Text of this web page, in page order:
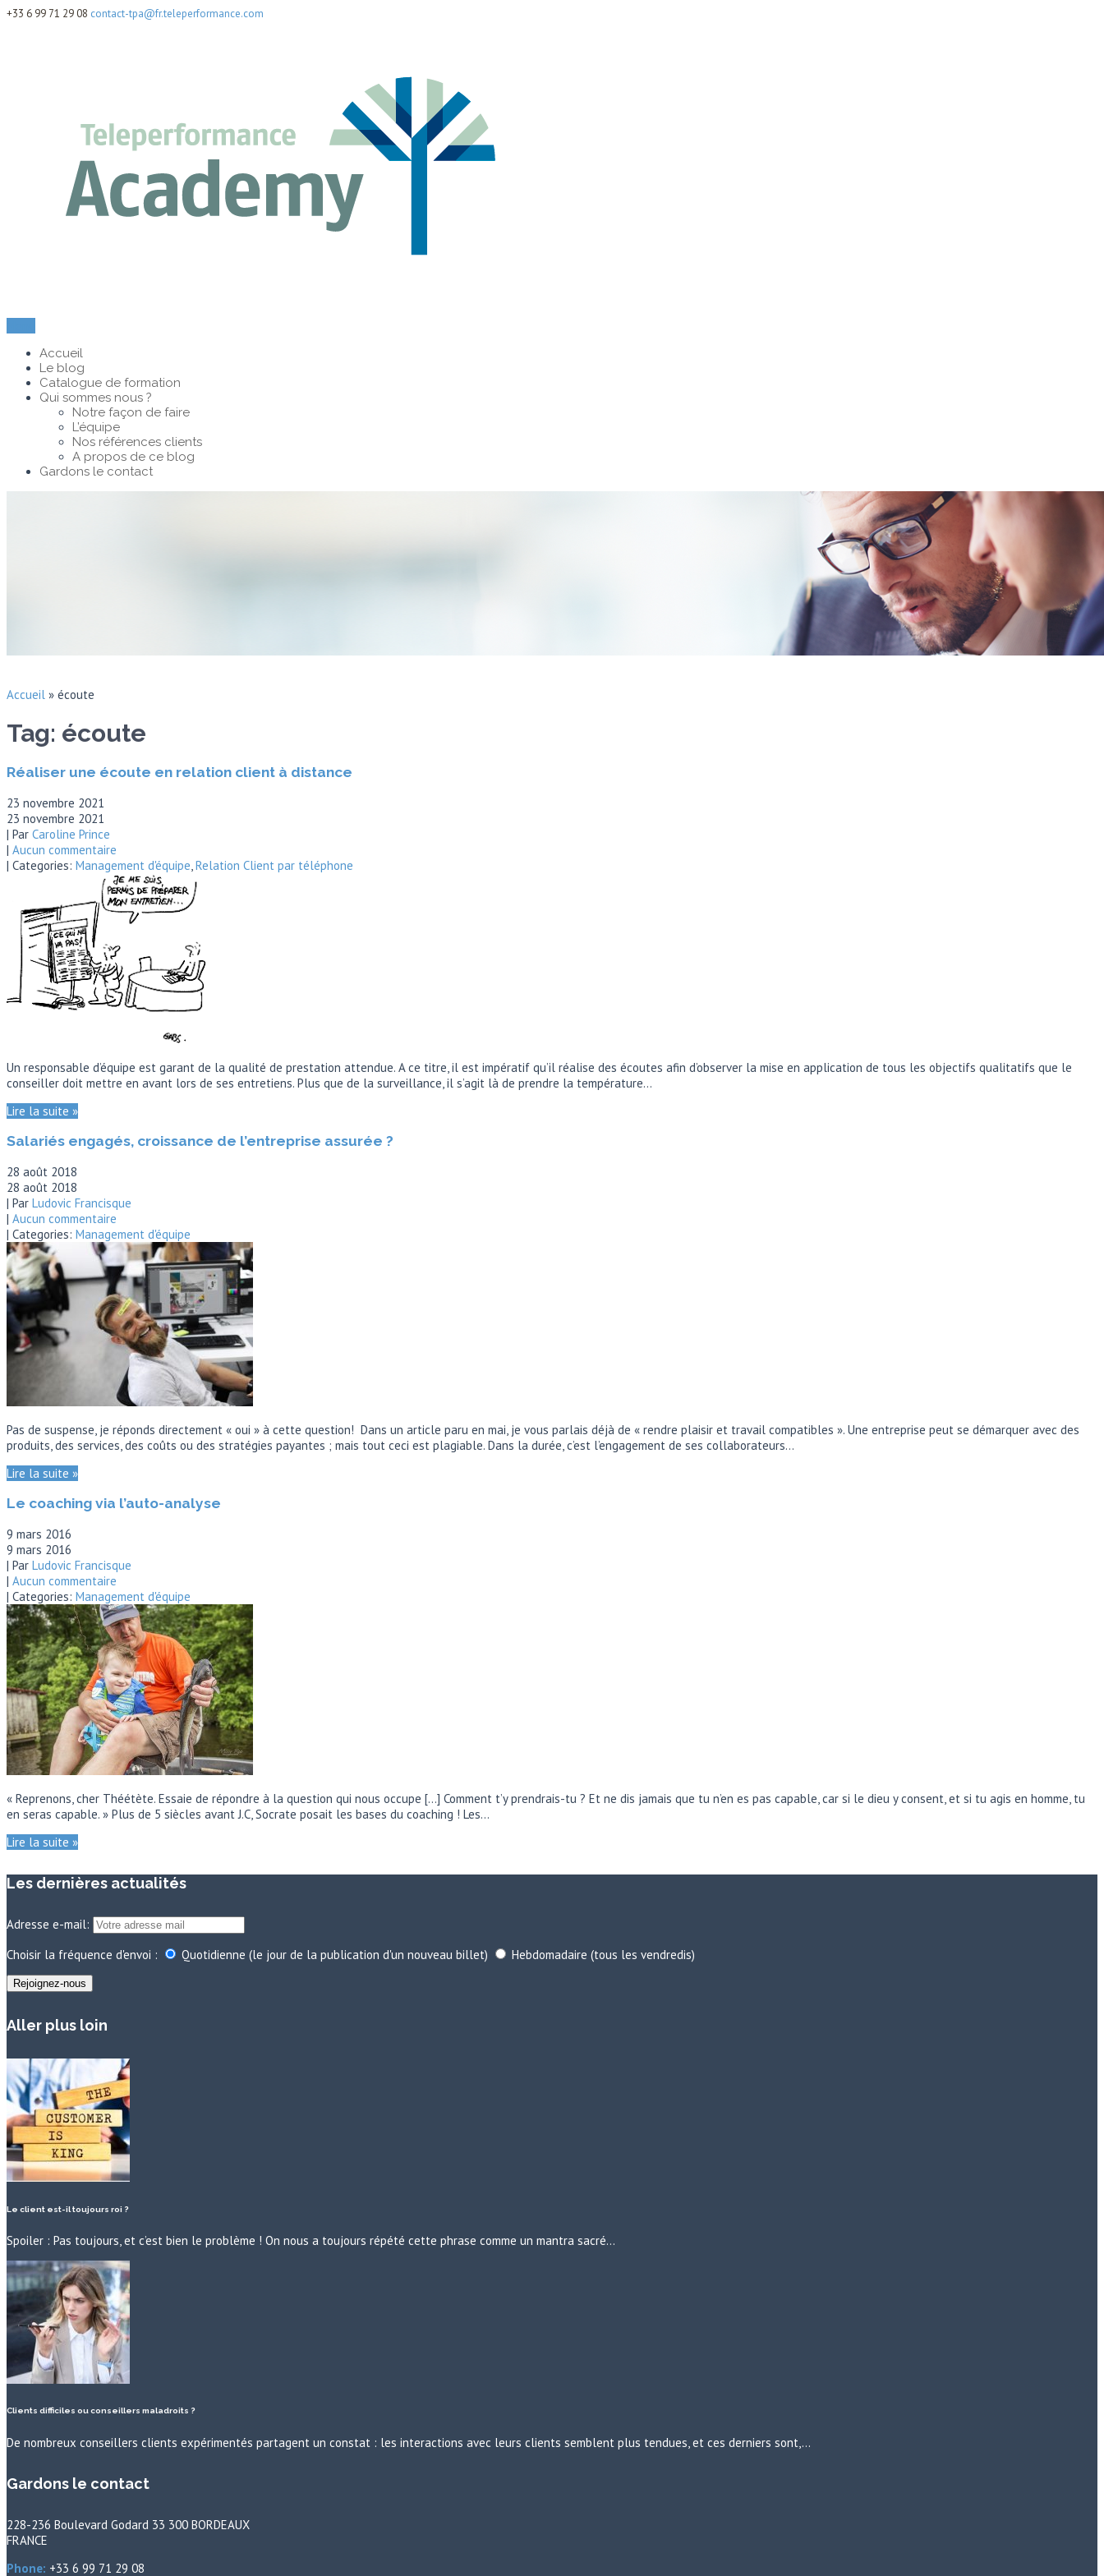
+33 6 99 71 29 08 contact-tpa@fr.teleperformance.com
Accueil
Le blog
Catalogue de formation
Qui sommes nous ?
Notre façon de faire
L’équipe
Nos références clients
A propos de ce blog
Gardons le contact
Accueil » écoute
Tag: écoute
Réaliser une écoute en relation client à distance
23 novembre 2021
23 novembre 2021
| Par Caroline Prince
| Aucun commentaire
| Categories: Management d'équipe Relation Client par téléphone
Un responsable d’équipe est garant de la qualité de prestation attendue. A ce titre, il est impératif qu’il réalise des écoutes afin d’observer la mise en application de tous les objectifs qualitatifs que le
conseiller doit mettre en avant lors de ses entretiens. Plus que de la surveillance, il s’agit là de prendre la température…
Lire la suite »
Salariés engagés, croissance de l’entreprise assurée ?
28 août 2018
28 août 2018
| Par Ludovic Francisque
| Aucun commentaire
| Categories: Management d'équipe
Pas de suspense, je réponds directement « oui » à cette question! Dans un article paru en mai, je vous parlais déjà de « rendre plaisir et travail compatibles ». Une entreprise peut se démarquer avec des
produits, des services, des coûts ou des stratégies payantes ; mais tout ceci est plagiable. Dans la durée, c’est l’engagement de ses collaborateurs…
Lire la suite »
Le coaching via l’auto-analyse
9 mars 2016
9 mars 2016
| Par Ludovic Francisque
| Aucun commentaire
| Categories: Management d'équipe
« Reprenons, cher Théétète. Essaie de répondre à la question qui nous occupe […] Comment t’y prendrais-tu ? Et ne dis jamais que tu n’en es pas capable, car si le dieu y consent, et si tu agis en homme, tu
en seras capable. » Plus de 5 siècles avant J.C, Socrate posait les bases du coaching ! Les…
Lire la suite »
Les dernières actualités
Adresse e-mail:
Choisir la fréquence d'envoi :
Quotidienne (le jour de la publication d'un nouveau billet) Hebdomadaire (tous les vendredis)
Aller plus loin
Le client est-il toujours roi ?
Spoiler : Pas toujours, et c’est bien le problème ! On nous a toujours répété cette phrase comme un mantra sacré…
Clients difficiles ou conseillers maladroits ?
De nombreux conseillers clients expérimentés partagent un constat : les interactions avec leurs clients semblent plus tendues, et ces derniers sont,…
Gardons le contact
228-236 Boulevard Godard 33 300 BORDEAUX
FRANCE
Phone: +33 6 99 71 29 08